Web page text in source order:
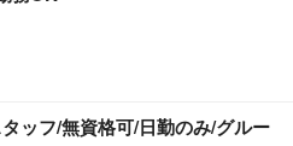
ッフ/無資格可/日勤のみ/グルー